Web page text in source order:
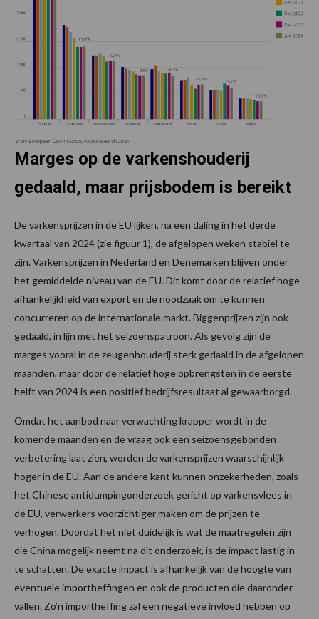
Marges op de varkenshouderij
gedaald, maar prijsbodem is bereikt
De varkensprijzen in de EU lijken, na een daling in het derde
kwartaal van 2024 (zie figuur 1), de afgelopen weken stabiel te
zijn. Varkensprijzen in Nederland en Denemarken blijven onder
het gemiddelde niveau van de EU. Dit komt door de relatief hoge
afhankelijkheid van export en de noodzaak om te kunnen
concurreren op de internationale markt. Biggenprijzen zijn ook
gedaald, in lijn met het seizoenspatroon. Als gevolg zijn de
marges vooral in de zeugenhouderij sterk gedaald in de afgelopen
maanden, maar door de relatief hoge opbrengsten in de eerste
helft van 2024 is een positief bedrijfsresultaat al gewaarborgd.
Omdat het aanbod naar verwachting krapper wordt in de
komende maanden en de vraag ook een seizoensgebonden
verbetering laat zien, worden de varkensprijzen waarschijnlijk
hoger in de EU. Aan de andere kant kunnen onzekerheden, zoals
het Chinese antidumpingonderzoek gericht op varkensvlees in
de EU, verwerkers voorzichtiger maken om de prijzen te
verhogen. Doordat het niet duidelijk is wat de maatregelen zijn
die China mogelijk neemt na dit onderzoek, is de impact lastig in
te schatten. De exacte impact is afhankelijk van de hoogte van
eventuele importheffingen en ook de producten die daaronder
vallen. Zo’n importheffing zal een negatieve invloed hebben op